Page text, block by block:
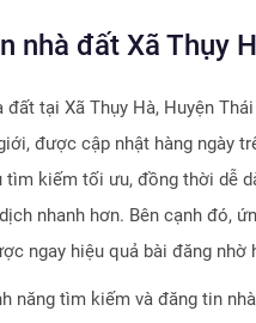
nhà đất Xã Thụy
đất tại Xã Thụy Hà, Huyện
được cập nhật hàng ngày
tìm kiếm tối ưu, đồng thời dễ
nhanh hơn. Bên cạnh đó,
ngay hiệu quả bài đăng
năng tìm kiếm và đăng tin